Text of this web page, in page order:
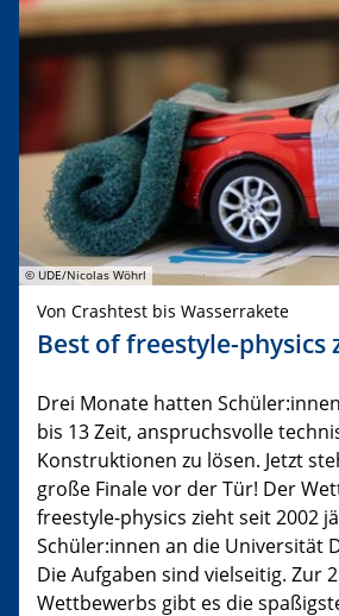
© UDE/Nicolas Wöhrl
Von Crashtest bis Wasserrakete
Best of freestyle-physics
Drei Monate hatten
bis 13 Zeit, anspruchsvolle
Konstruktionen zu lösen. Jetzt
große Finale vor der Tür! Der
freestyle-physics zieht seit 2002
Schüler:innen an die Universität
Die Aufgaben sind vielseitig. Zur
Wettbewerbs gibt es die